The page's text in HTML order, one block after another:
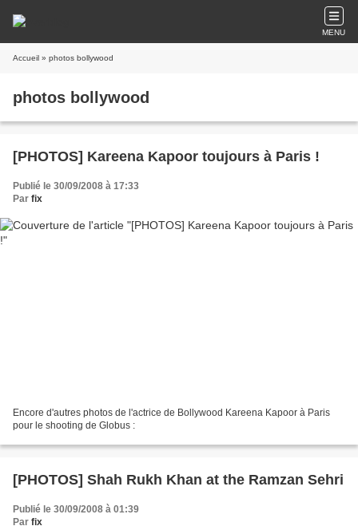
MENU
Accueil » photos bollywood
photos bollywood
[PHOTOS] Kareena Kapoor toujours à Paris !
Publié le 30/09/2008 à 17:33
Par fix
Encore d'autres photos de l'actrice de Bollywood Kareena Kapoor à Paris
pour le shooting de Globus :
[PHOTOS] Shah Rukh Khan at the Ramzan Sehri
Publié le 30/09/2008 à 01:39
Par fix